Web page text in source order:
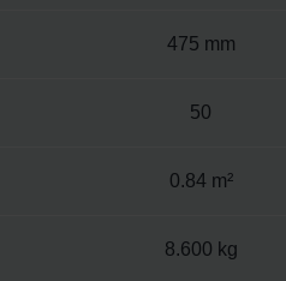
475 mm
50
0.84 m²
8.600 kg